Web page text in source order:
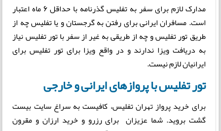
مدارک لازم برای سفر به تفلیس گذرنامه با حداقل 6 ماه اعتبار
است. مسافران ایرانی برای رفتن به گرجستان و یا تفلیس چه از
طریق تور تفلیس و چه از طریقی به غیر از سفر با تور تفلیس نیاز
به دریافت ویزا ندارند و در واقع ویزا برای تور تفلیس برای
ایرانیان لازم نیست.
تور تفلیس با پروازهای ایرانی و خارجی
برای خرید پرواز تهران تفلیس، کافیست به سراغ سایت بیست
گشت بروید. شما عزیزان برای رزرو و خرید ارزان و مقرون